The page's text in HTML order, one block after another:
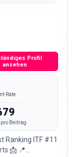
Profil
ansehen
Rate
Beitrag
Ranking ITF #11
📩 📍